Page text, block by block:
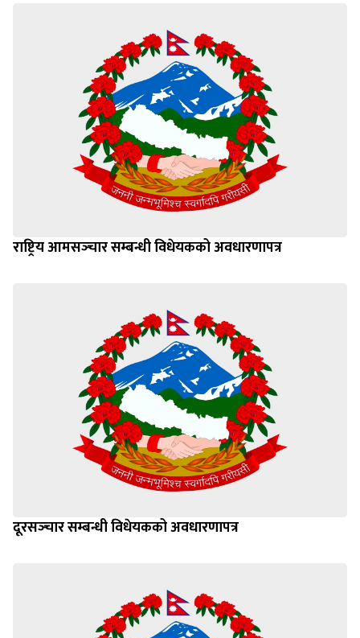
राष्ट्रिय आमसञ्‍चार सम्बन्धी विधेयकको अवधारणापत्र
दूरसञ्‍चार सम्बन्धी विधेयकको अवधारणापत्र